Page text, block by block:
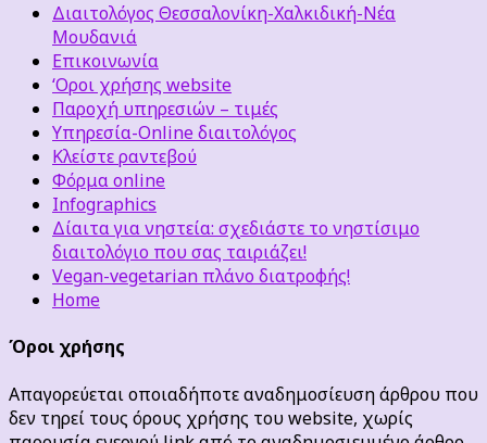
Διαιτολόγος Θεσσαλονίκη-Χαλκιδική-Νέα
Μουδανιά
Επικοινωνία
‘Οροι χρήσης website
Παροχή υπηρεσιών – τιμές
Υπηρεσία-Online διαιτολόγος
Κλείστε ραντεβού
Φόρμα online
Infographics
Δίαιτα για νηστεία: σχεδιάστε το νηστίσιμο
διαιτολόγιο που σας ταιριάζει!
Vegan-vegetarian πλάνο διατροφής!
Home
Όροι χρήσης
Απαγορεύεται οποιαδήποτε αναδημοσίευση άρθρου που
δεν τηρεί τους όρους χρήσης του website, χωρίς